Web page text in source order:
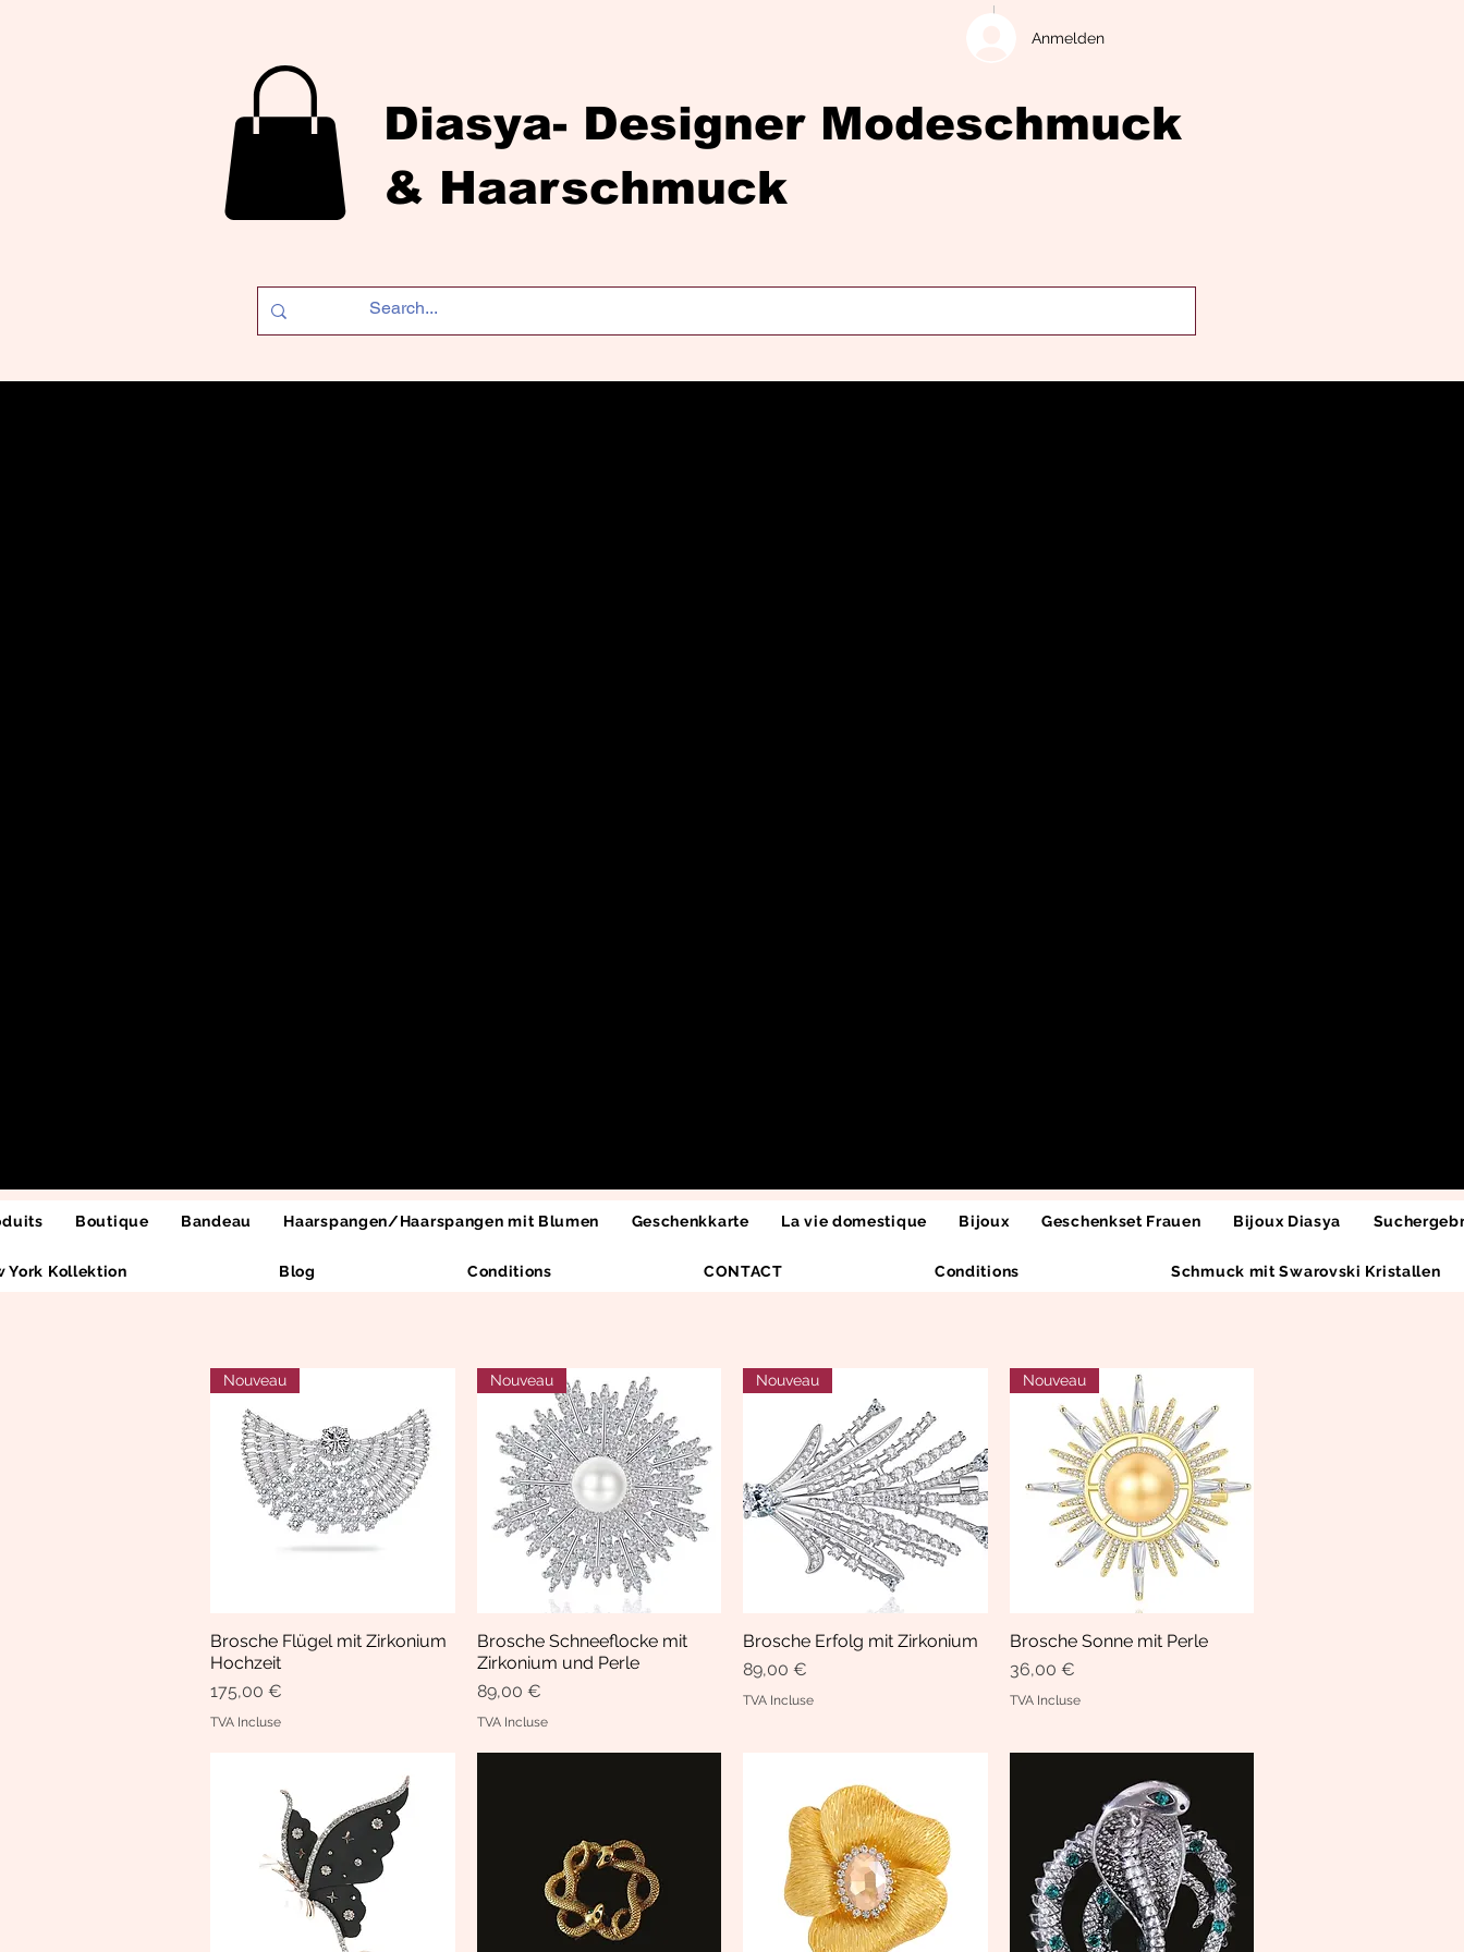
Anmelden
Diasya- Designer Modeschmuck
& Haarschmuck
Boutique Bandeau Haarspangen/Haarspangen mit Blumen Geschenkkarte La vie domestique Bijoux Geschenkset Frauen Bijoux Diasya
York Kollektion Blog Conditions CONTACT Conditions Schmuck mit Swarovski Kristallen
Aperçu rapide
Nouveau
Brosche Flügel mit Zirkonium
Hochzeit
Prix
175,00 €
TVA Incluse
Aperçu rapide
Nouveau
Brosche Schneeflocke mit
Zirkonium und Perle
Prix
89,00 €
TVA Incluse
Aperçu rapide
Nouveau
Brosche Erfolg mit Zirkonium
Prix
89,00 €
TVA Incluse
Aperçu rapide
Nouveau
Brosche Sonne mit Perle
Prix
36,00 €
TVA Incluse